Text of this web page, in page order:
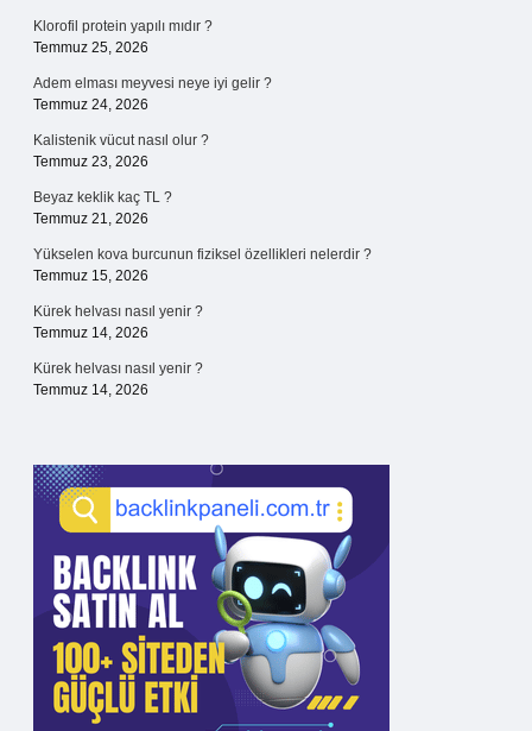
Klorofil protein yapılı mıdır ?
Temmuz 25, 2026
Adem elması meyvesi neye iyi gelir ?
Temmuz 24, 2026
Kalistenik vücut nasıl olur ?
Temmuz 23, 2026
Beyaz keklik kaç TL ?
Temmuz 21, 2026
Yükselen kova burcunun fiziksel özellikleri nelerdir ?
Temmuz 15, 2026
Kürek helvası nasıl yenir ?
Temmuz 14, 2026
Kürek helvası nasıl yenir ?
Temmuz 14, 2026